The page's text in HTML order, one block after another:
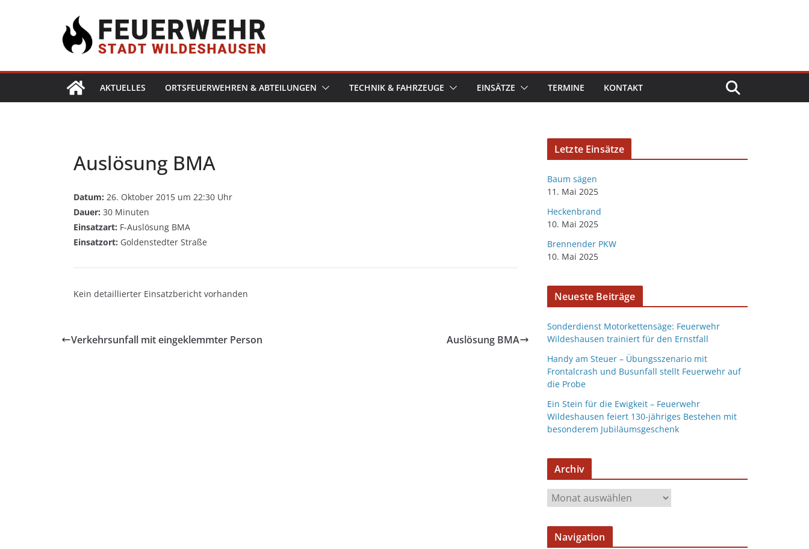
AKTUELLES ORTSFEUERWEHREN & ABTEILUNGEN TECHNIK & FAHRZEUGE EINSÄTZE TERMINE KONTAKT
Auslösung BMA
Datum: 26. Oktober 2015 um 22:30 Uhr
Dauer: 30 Minuten
Einsatzart: F-Auslösung BMA
Einsatzort: Goldenstedter Straße
Kein detaillierter Einsatzbericht vorhanden
Verkehrsunfall mit eingeklemmter Person Auslösung BMA
Letzte Einsätze
Baum sägen
11. Mai 2025
Heckenbrand
10. Mai 2025
Brennender PKW
10. Mai 2025
Neueste Beiträge
Sonderdienst Motorkettensäge: Feuerwehr
Wildeshausen trainiert für den Ernstfall
Handy am Steuer – Übungsszenario mit
Frontalcrash und Busunfall stellt Feuerwehr auf
die Probe
Ein Stein für die Ewigkeit – Feuerwehr
Wildeshausen feiert 130-jähriges Bestehen mit
besonderem Jubiläumsgeschenk
Archiv
Navigation